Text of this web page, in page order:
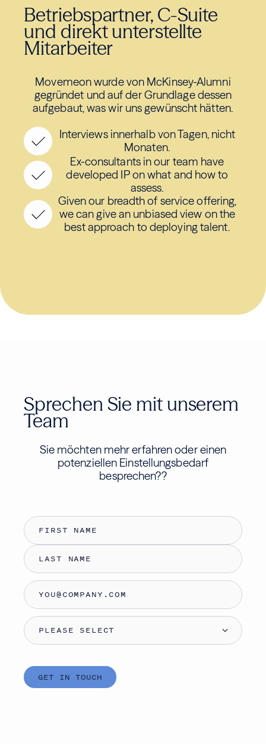
Betriebspartner, C-Suite
und direkt unterstellte
Mitarbeiter
Movemeon wurde von McKinsey-Alumni
gegründet und auf der Grundlage dessen
aufgebaut, was wir uns gewünscht hätten.
Interviews innerhalb von Tagen, nicht
Monaten.
Ex-consultants in our team have
developed IP on what and how to
assess.
Given our breadth of service offering,
we can give an unbiased view on the
best approach to deploying talent.
Sprechen Sie mit unserem
Team
Sie möchten mehr erfahren oder einen
potenziellen Einstellungsbedarf
besprechen??